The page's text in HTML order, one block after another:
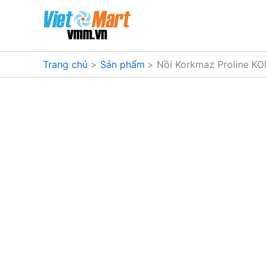
dung
Trang chủ Sản phẩm Nồi Korkmaz Proline